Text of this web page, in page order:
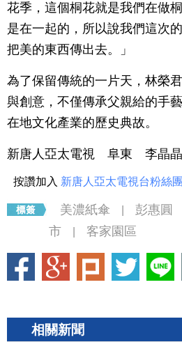
花季，這個桐花就是我們在做
是在一起的，所以說我們這次
把美的東西傳出去。」
為了保留傳統的一片天，林榮
與創意，不僅傳承父親給的手
在地文化產業的歷史典故。
新唐人亞太電視 阜東 李晶
按讚加入 新唐人亞太電視台粉絲團
美濃紙傘 彭惠圓
市
客家園區
相關新聞